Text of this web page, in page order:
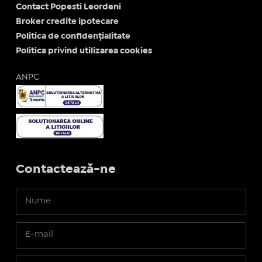
Contact Popesti Leordeni
Broker credite ipotecare
Politica de confidențialitate
Politica privind utilizarea cookies
ANPC
Contactează-ne